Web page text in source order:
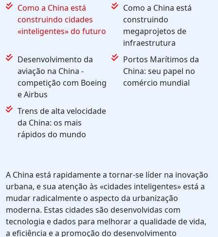
Como a China está
construindo cidades
«inteligentes» do futuro
Como a China está
construindo
megaprojetos de
infraestrutura
Desenvolvimento da
aviação na China -
competição com Boeing
e Airbus
Portos Marítimos da
China: seu papel no
comércio mundial
Trens de alta velocidade
da China: os mais
rápidos do mundo
A China está rapidamente a tornar-se líder na inovação
urbana, e sua atenção às «cidades inteligentes» está a
mudar radicalmente o aspecto da urbanização
moderna. Estas cidades são desenvolvidas com
tecnologia e dados para melhorar a qualidade de vida,
a eficiência e a promoção do desenvolvimento